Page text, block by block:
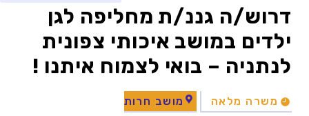
דרוש/ה גננ/ת מחליפה לגן
ילדים במושב איכותי צפונית
לנתניה – בואי לצמוח איתנו !
משרה מלאה מושב חרות